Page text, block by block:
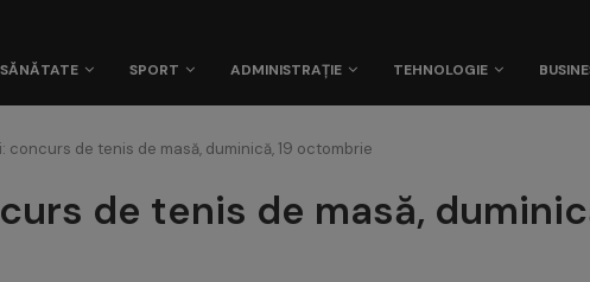
SĂNĂTATE SPORT ADMINISTRAȚIE TEHNOLOGIE
concurs de tenis de masă, duminică, 19 octombrie
de tenis de masă,